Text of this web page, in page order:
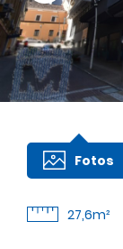
Fotos
27,6m²